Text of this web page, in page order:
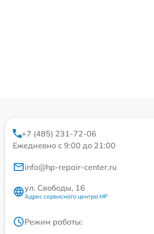
+7 (485) 231-72-06
Ежедневно с 9:00 до 21:00
info@hp-repair-center.ru
ул. Свободы, 16
Адрес сервисного центра HP
Режим работы: